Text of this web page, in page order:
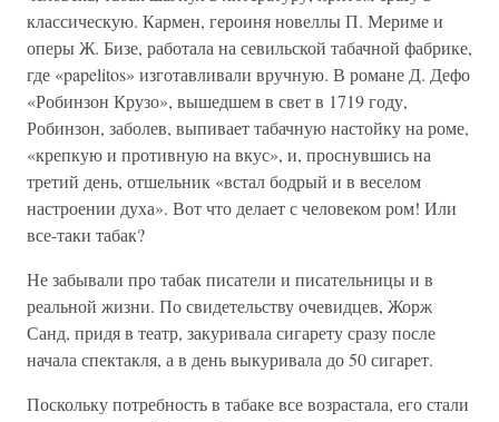
классическую. Кармен, героиня новеллы П. Мериме и
оперы Ж. Бизе, работала на севильской табачной фабрике,
где «papelitos» изготавливали вручную. В романе Д. Дефо
«Робинзон Крузо», вышедшем в свет в 1719 году,
Робинзон, заболев, выпивает табачную настойку на роме,
«крепкую и противную на вкус», и, проснувшись на
третий день, отшельник «встал бодрый и в веселом
настроении духа». Вот что делает с человеком ром! Или
все-таки табак?
Не забывали про табак писатели и писательницы и в
реальной жизни. По свидетельству очевидцев, Жорж
Санд, придя в театр, закуривала сигарету сразу после
начала спектакля, а в день выкуривала до 50 сигарет.
Поскольку потребность в табаке все возрастала, его стали